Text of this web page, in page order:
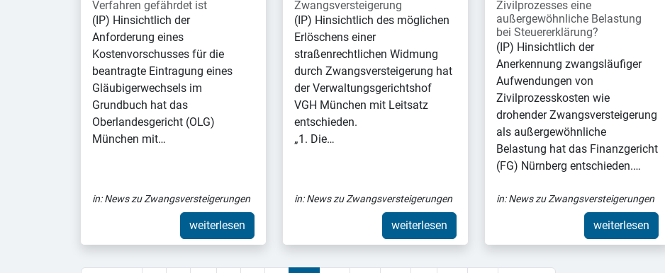
Verfahren gefährdet ist
(IP) Hinsichtlich der
Anforderung eines
Kostenvorschusses für die
beantragte Eintragung eines
Gläubigerwechsels im
Grundbuch hat das
Oberlandesgericht (OLG)
München mit…
in:News zu Zwangsversteigerungen
weiterlesen
Zwangsversteigerung
(IP) Hinsichtlich des möglichen
Erlöschens einer
straßenrechtlichen Widmung
durch Zwangsversteigerung hat
der Verwaltungsgerichtshof
VGH München mit Leitsatz
entschieden.
„1. Die…
in:News zu Zwangsversteigerungen
weiterlesen
Zivilprozesses eine
außergewöhnliche Belastung
bei Steuererklärung?
(IP) Hinsichtlich der
Anerkennung zwangsläufiger
Aufwendungen von
Zivilprozesskosten wie
drohender Zwangsversteigerung
als außergewöhnliche
Belastung hat das Finanzgericht
(FG) Nürnberg entschieden.…
in:News zu Zwangsversteigerungen
weiterlesen